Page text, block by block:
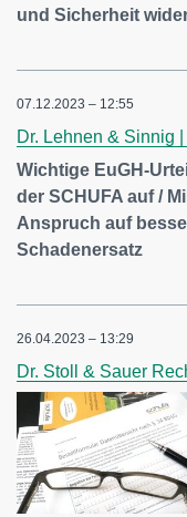
und Sicherheit
07.12.2023 – 12:55
Dr. Lehnen & Sinnig
Wichtige EuGH-
der SCHUFA auf /
Anspruch auf
Schadenersatz
26.04.2023 – 13:29
Dr. Stoll & Sauer